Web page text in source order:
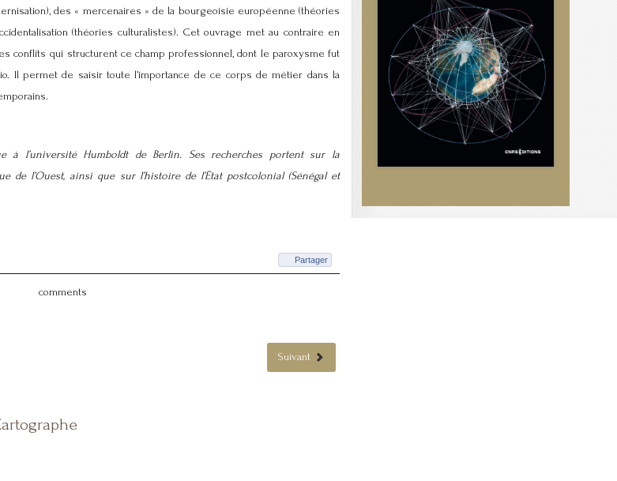
des « mercenaires » de la bourgeoisie européenne (théories
(théories culturalistes). Cet ouvrage met au contraire en
conflits qui structurent ce champ professionnel, dont le paroxysme fut
Il permet de saisir toute l’importance de ce corps de métier dans la
à l’université Humboldt de Berlin. Ses recherches portent sur la
de l’Ouest, ainsi que sur l’histoire de l’État postcolonial (Sénégal et
Partager
comments
Suivant